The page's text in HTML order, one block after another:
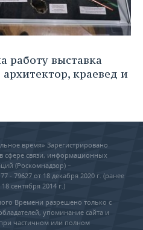
работу выставка
краевед и
время» Зарегистрировано
сфере связи, информационных
(Роскомнадзор) –
79627 от 18 декабря 2020 г. (ранее
сентября 2014 г.)
Времени разрешено только с
упоминание сайта и
частичном или полном